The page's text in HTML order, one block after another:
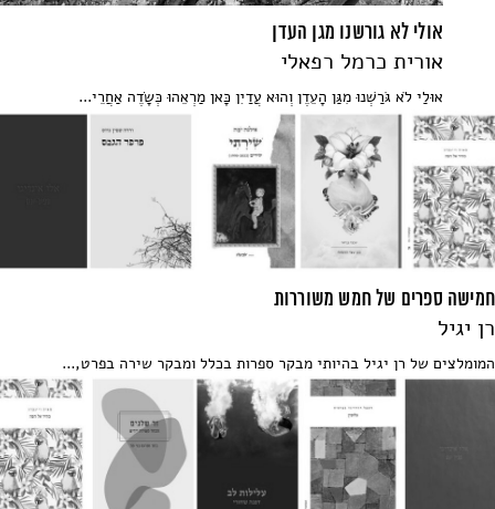
אולי לא גורשנו מגן העדן
אורית כרמל רפאלי
אוּלַי לֹא גֹּרַשְׁנוּ מִגַּן הָעֵדֶן וְהוּא עֲדַיִן כָּאן מַרְאֵהוּ כְּשָׂדֶה אַחֲרֵי...
חמישה ספרים של חמש משוררות
רן יגיל
המומלצים של רן יגיל בהיותי מבקר ספרות בכלל ומבקר שירה בפרט,...